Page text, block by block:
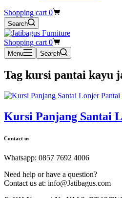
Shopping cart 0
Search
Shopping cart 0
Menu Search
Tag kursi pantai kayu
Kursi Panjang Santai
Contact us
Whatsapp: 0857 7692 4006
Need help or have a question?
Contact us at: info@Jatibagus.com